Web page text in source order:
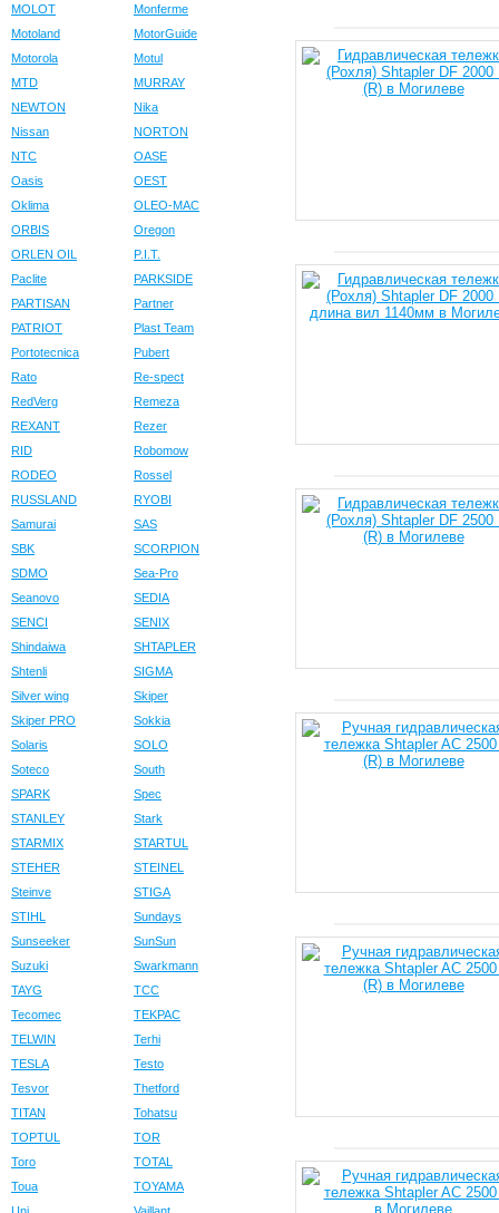
MOLOT
Monferme
Motoland
MotorGuide
Motorola
Motul
MTD
MURRAY
NEWTON
Nika
Nissan
NORTON
NTC
OASE
Oasis
OEST
Oklima
OLEO-MAC
ORBIS
Oregon
ORLEN OIL
P.I.T.
Paclite
PARKSIDE
PARTISAN
Partner
PATRIOT
Plast Team
Portotecnica
Pubert
Rato
Re-spect
RedVerg
Remeza
REXANT
Rezer
RID
Robomow
RODEO
Rossel
RUSSLAND
RYOBI
Samurai
SAS
SBK
SCORPION
SDMO
Sea-Pro
Seanovo
SEDIA
SENCI
SENIX
Shindaiwa
SHTAPLER
Shtenli
SIGMA
Silver wing
Skiper
Skiper PRO
Sokkia
Solaris
SOLO
Soteco
South
SPARK
Spec
STANLEY
Stark
STARMIX
STARTUL
STEHER
STEINEL
Steinve
STIGA
STIHL
Sundays
Sunseeker
SunSun
Suzuki
Swarkmann
TAYG
TCC
Tecomec
TEKPAC
TELWIN
Terhi
TESLA
Testo
Tesvor
Thetford
TITAN
Tohatsu
TOPTUL
TOR
Toro
TOTAL
Toua
TOYAMA